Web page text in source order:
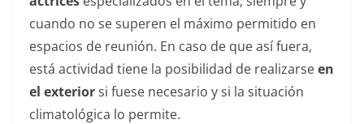
cuando no se superen el máximo permitido en
espacios de reunión. En caso de que así fuera,
está actividad tiene la posibilidad de realizarseen
el exteriorsi fuese necesario y si la situación
climatológica lo permite.